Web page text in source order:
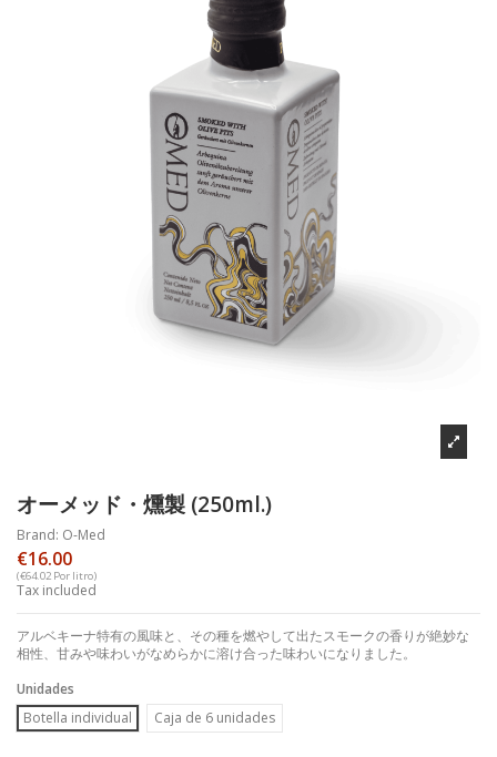
オーメッド・燻製 (250ml.)
Brand: O-Med
€16.00
(€64.02 Por litro)
Tax included
アルベキーナ特有の風味と、その種を燃やして出たスモークの香りが絶妙な
相性、甘みや味わいがなめらかに溶け合った味わいになりました。
Unidades
Botella individual
Caja de 6 unidades